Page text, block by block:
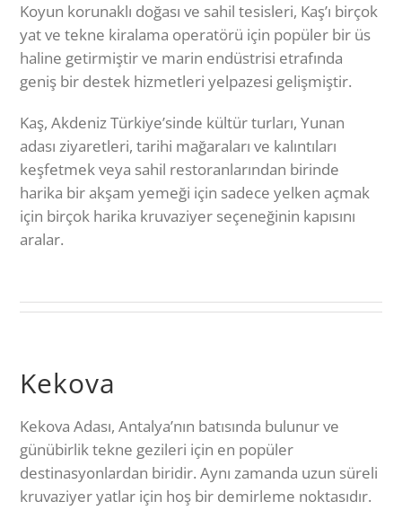
Koyun korunaklı doğası ve sahil tesisleri, Kaş’ı birçok
yat ve tekne kiralama operatörü için popüler bir üs
haline getirmiştir ve marin endüstrisi etrafında
geniş bir destek hizmetleri yelpazesi gelişmiştir.
Kaş, Akdeniz Türkiye’sinde kültür turları, Yunan
adası ziyaretleri, tarihi mağaraları ve kalıntıları
keşfetmek veya sahil restoranlarından birinde
harika bir akşam yemeği için sadece yelken açmak
için birçok harika kruvaziyer seçeneğinin kapısını
aralar.
Kekova
Kekova Adası, Antalya’nın batısında bulunur ve
günübirlik tekne gezileri için en popüler
destinasyonlardan biridir. Aynı zamanda uzun süreli
kruvaziyer yatlar için hoş bir demirleme noktasıdır.